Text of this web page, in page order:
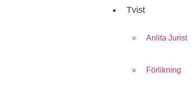
Tvist
Anlita Jurist
Förlikning